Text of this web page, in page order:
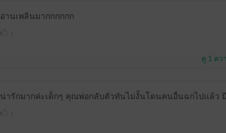
อ่านเพลินมากกกกกก
ดู 1 คว
น่ารักมากค่ะเด็กๆ คุณพ่อกลับตัวทันไม่งั้นโดนคนอื่นฉกไปแล้ว